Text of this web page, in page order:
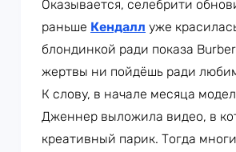
Оказывается, селебрити
раньше Кендалл уже
блондинкой ради показа
жертвы ни пойдёшь ради
К слову, в начале месяца
Дженнер выложила видео, в
креативный парик. Тогда